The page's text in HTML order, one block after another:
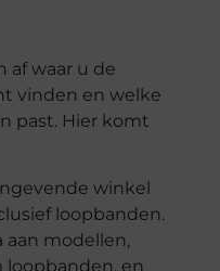
af waar u de
vinden en welke
past. Hier komt
winkel
loopbanden.
aan modellen,
loopbanden, en